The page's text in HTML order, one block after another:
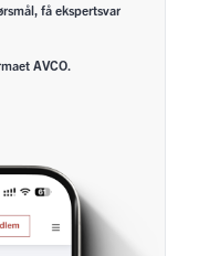
få ekspertsvar
AVCO.